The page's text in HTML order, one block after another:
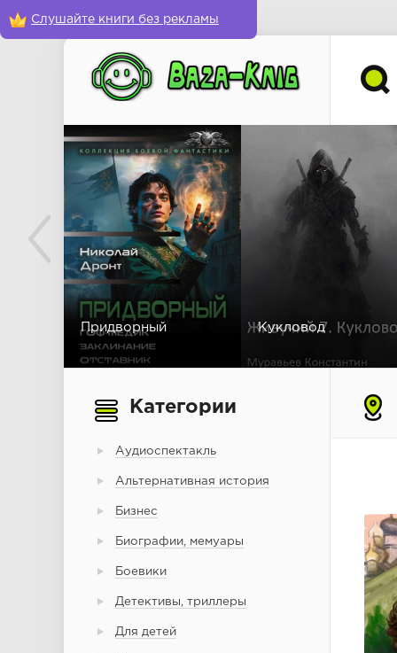
Слушайте книги без рекламы
Придворный Кукловод
Категории
Аудиоспектакль
Альтернативная история
Бизнес
Биографии, мемуары
Боевики
Детективы, триллеры
Для детей